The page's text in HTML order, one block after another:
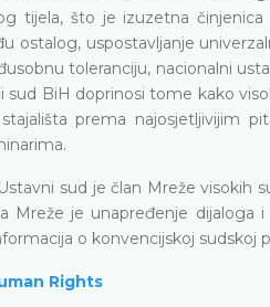
tijela, što je izuzetna
ostalog, uspostavljanje
toleranciju, nacionalni
sud BiH doprinosi tome kako
prema najosjetljivijim
sud je član Mreže visokih
Mreže je unapređenje
o konvencijskoj sudskoj
Rights